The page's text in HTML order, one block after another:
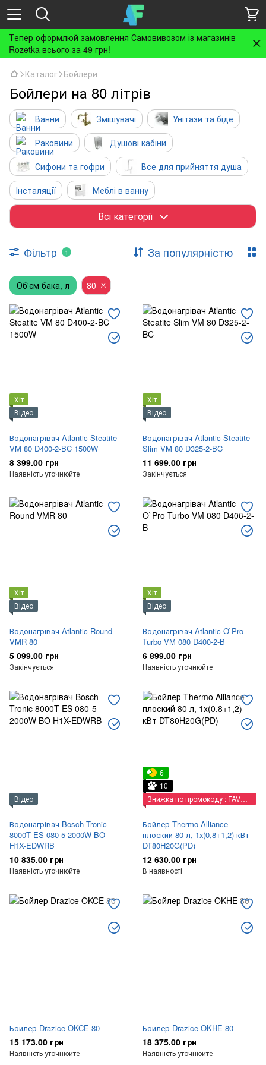
Тепер оформлюй замовлення Самовивозом із магазинів
Rozetka всього за 49 грн!
Каталог Бойлери
Бойлери на 80 літрів
Ванни Змішувачі
Унітази та біде
Раковини
Душові кабіни
Сифони та гофри
Все для прийняття душа
Інсталяції
Меблі в ванну
Рушникосушки та радіатори
Аксесуари
Вентиляція
Насоси та фільтра
Тепла підлога
Котли та колоники
Всі категорії
Фільтр 1 За популярністю
Об'єм бака, л 80
Хіт
Відео
Водонагрівач Atlantic Steatite
VM 80 D400-2-BC 1500W
8 399.00 грн
Наявність уточнюйте
Хіт
Відео
Водонагрівач Atlantic Steatite
Slim VM 80 D325-2-BC
11 699.00 грн
Закінчується
Хіт
Відео
Водонагрівач Atlantic Round
VMR 80
5 099.00 грн
Закінчується
Хіт
Відео
Водонагрівач Atlantic O`Pro
Turbo VM 080 D400-2-B
6 899.00 грн
Наявність уточнюйте
Відео
Водонагрівач Bosch Tronic
8000T ES 080-5 2000W BO
H1X-EDWRB
10 835.00 грн
Наявність уточнюйте
6
10
Знижка по промокоду : FAVORIT
Бойлер Thermo Alliance
плоский 80 л, 1х(0,8+1,2) кВт
DT80H20G(PD)
12 630.00 грн
В наявності
Бойлер Drazice OKCE 80
15 173.00 грн
Наявність уточнюйте
Бойлер Drazice OKHE 80
18 375.00 грн
Наявність уточнюйте